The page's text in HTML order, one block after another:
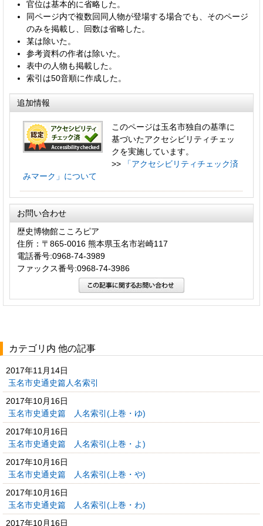
官位は基本的に省略した。
同ページ内で複数回同人物が登場する場合でも、そのページ
のみを掲載し、回数は省略した。
某は除いた。
参考資料の作者は除いた。
表中の人物も掲載した。
索引は50音順に作成した。
追加情報
このページは玉名市独自の基準に
基づいたアクセシビリティチェッ
クを実施しています。
>>
「アクセシビリティチェック済
みマーク」について
お問い合わせ
歴史博物館こころピア
住所：〒865-0016 熊本県玉名市岩崎117
電話番号:0968-74-3989
ファックス番号:0968-74-3986
カテゴリ内 他の記事
2017年11月14日
玉名市史通史篇人名索引
2017年10月16日
玉名市史通史篇 人名索引(上巻・ゆ)
2017年10月16日
玉名市史通史篇 人名索引(上巻・よ)
2017年10月16日
玉名市史通史篇 人名索引(上巻・や)
2017年10月16日
玉名市史通史篇 人名索引(上巻・わ)
2017年10月16日